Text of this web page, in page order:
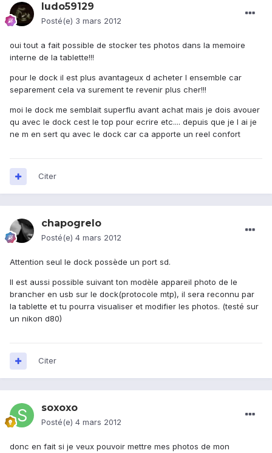
ludo59129
Posté(e) 3 mars 2012
oui tout a fait possible de stocker tes photos dans la memoire
interne de la tablette!!!
pour le dock il est plus avantageux d acheter l ensemble car
separement cela va surement te revenir plus cher!!!
moi le dock me semblait superflu avant achat mais je dois avouer
qu avec le dock cest le top pour ecrire etc.... depuis que je l ai je
ne m en sert qu avec le dock car ca apporte un reel confort
Citer
chapogrelo
Posté(e) 4 mars 2012
Attention seul le dock possède un port sd.
Il est aussi possible suivant ton modèle appareil photo de le
brancher en usb sur le dock(protocole mtp), il sera reconnu par
la tablette et tu pourra visualiser et modifier les photos. (testé sur
un nikon d80)
Citer
soxoxo
Posté(e) 4 mars 2012
donc en fait si je veux pouvoir mettre mes photos de mon